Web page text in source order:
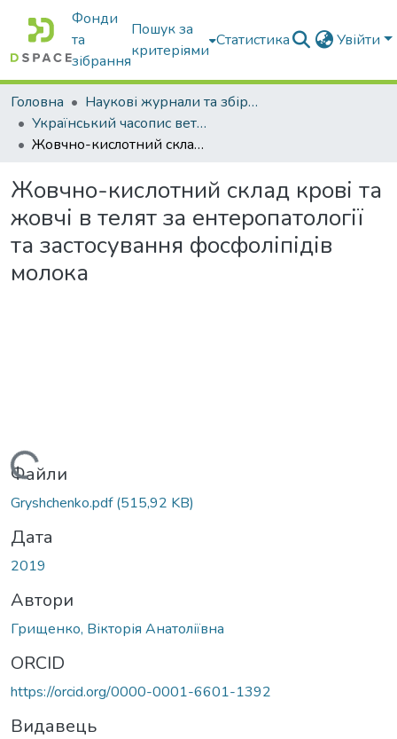
Фонди
та
зібрання
Пошук за
критеріями
Статистика Увійти
Головна
Наукові журнали та збірники видань
Український часопис ветеринарних наук
Жовчно-кислотний склад крові та жовчі в телят за ентеропатології та застосування фосфоліпідів молока
Жовчно-кислотний склад крові та
жовчі в телят за ентеропатології
та застосування фосфоліпідів
молока
Файли
Gryshchenko.pdf(515,92 KB)
Дата
2019
Автори
Грищенко, Вікторія Анатоліївна
ORCID
https://orcid.org/0000-0001-6601-1392
Видавець